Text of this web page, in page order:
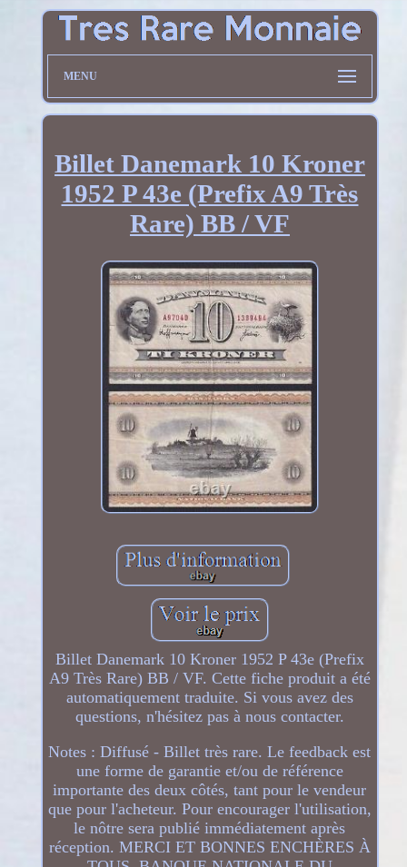
MENU
Billet Danemark 10 Kroner
1952 P 43e (Prefix A9 Très
Rare) BB / VF
Billet Danemark 10 Kroner 1952 P 43e (Prefix
A9 Très Rare) BB / VF. Cette fiche produit a été
automatiquement traduite. Si vous avez des
questions, n'hésitez pas à nous contacter.
Notes : Diffusé - Billet très rare. Le feedback est
une forme de garantie et/ou de référence
importante des deux côtés, tant pour le vendeur
que pour l'acheteur. Pour encourager l'utilisation,
le nôtre sera publié immédiatement après
réception. MERCI ET BONNES ENCHÈRES À